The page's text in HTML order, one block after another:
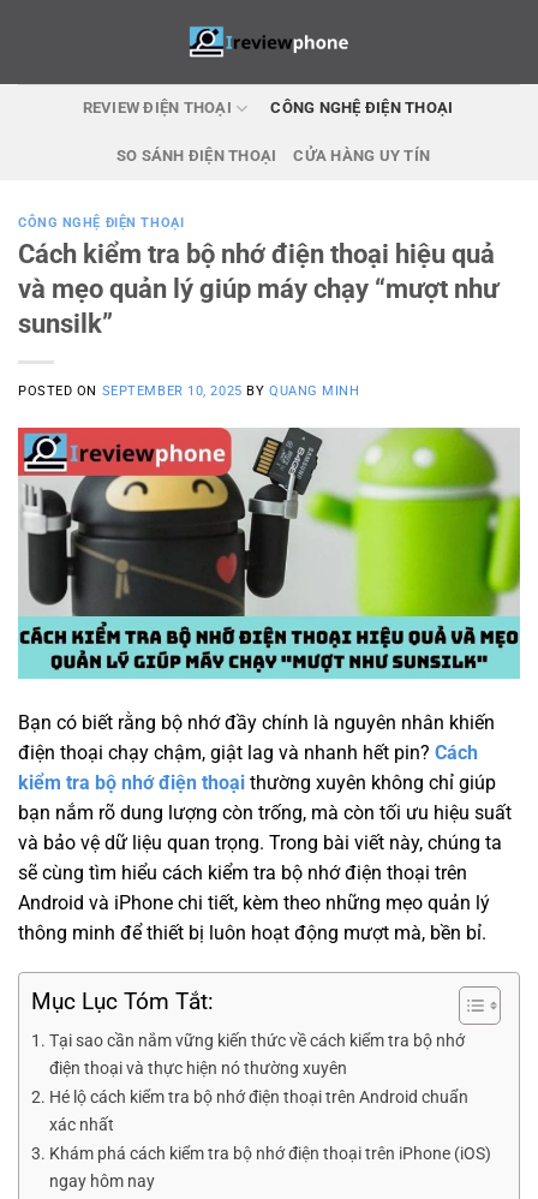
REVIEW ĐIỆN THOẠI CÔNG NGHỆ ĐIỆN THOẠI
SO SÁNH ĐIỆN THOẠI CỬA HÀNG UY TÍN
CÔNG NGHỆ ĐIỆN THOẠI
Cách kiểm tra bộ nhớ điện thoại hiệu quả
và mẹo quản lý giúp máy chạy “mượt như
sunsilk”
POSTED ON SEPTEMBER 10, 2025 BY QUANG MINH
Bạn có biết rằng bộ nhớ đầy chính là nguyên nhân khiến
điện thoại chạy chậm, giật lag và nhanh hết pin? Cách
kiểm tra bộ nhớ điện thoại thường xuyên không chỉ giúp
bạn nắm rõ dung lượng còn trống, mà còn tối ưu hiệu suất
và bảo vệ dữ liệu quan trọng. Trong bài viết này, chúng ta
sẽ cùng tìm hiểu cách kiểm tra bộ nhớ điện thoại trên
Android và iPhone chi tiết, kèm theo những mẹo quản lý
thông minh để thiết bị luôn hoạt động mượt mà, bền bỉ.
Mục Lục Tóm Tắt:
Tại sao cần nắm vững kiến thức về cách kiểm tra bộ nhớ
điện thoại và thực hiện nó thường xuyên
Hé lộ cách kiểm tra bộ nhớ điện thoại trên Android chuẩn
xác nhất
Khám phá cách kiểm tra bộ nhớ điện thoại trên iPhone (iOS)
ngay hôm nay